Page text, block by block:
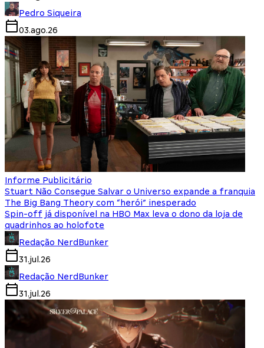
Pedro Siqueira
03.ago.26
Informe Publicitário
Stuart Não Consegue Salvar o Universo expande a franquia
The Big Bang Theory com “herói” inesperado
Spin-off já disponível na HBO Max leva o dono da loja de
quadrinhos ao holofote
Redação NerdBunker
31.jul.26
Redação NerdBunker
31.jul.26